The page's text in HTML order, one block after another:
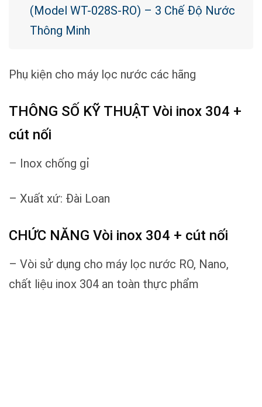
(Model WT-028S-RO) – 3 Chế Độ Nước
Thông Minh
Phụ kiện cho máy lọc nước các hãng
THÔNG SỐ KỸ THUẬT Vòi inox 304 +
cút nối
– Inox chống gỉ
– Xuất xứ: Đài Loan
CHỨC NĂNG Vòi inox 304 + cút nối
– Vòi sử dụng cho máy lọc nước RO, Nano,
chất liệu inox 304 an toàn thực phẩm